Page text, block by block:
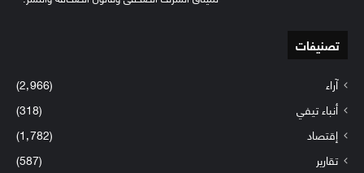
تصنيفات
آراء
(2٬966)
أنباء تيفي
(318)
إقتصاد
(1٬782)
تقارير
(587)